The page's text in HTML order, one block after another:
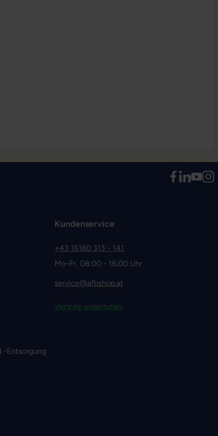
-Entsorgung
Kundenservice
+43 16160 313 - 141
Mo-Fr, 08:00 - 16:00 Uhr
service@afbshop.at
Vertrag widerrufen